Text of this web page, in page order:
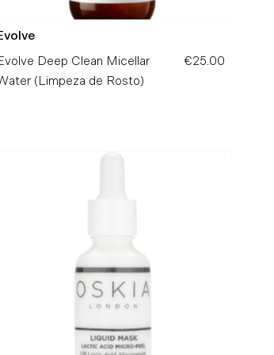
Deep Clean Micellar
(Limpeza de Rosto)
Preço
€25.00